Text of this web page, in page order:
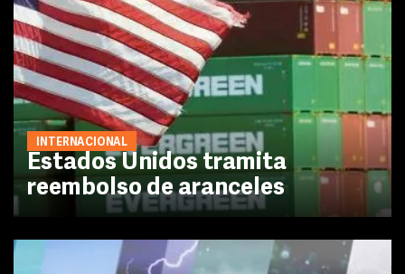
INTERNACIONAL
Estados Unidos tramita
reembolso de aranceles